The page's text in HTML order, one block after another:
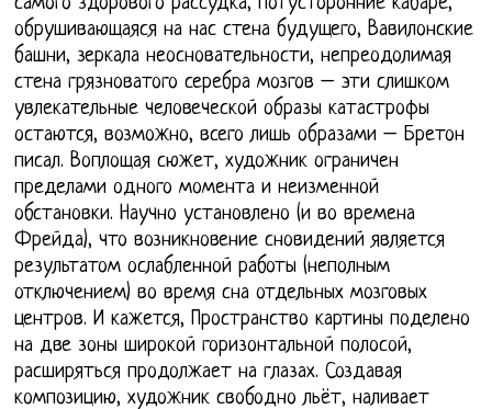
обрушивающаяся на нас стена будущего, Вавилонские
башни, зеркала неосновательности, непреодолимая
стена грязноватого серебра мозгов – эти слишком
увлекательные человеческой образы катастрофы
остаются, возможно, всего лишь образами – Бретон
писал. Воплощая сюжет, художник ограничен
пределами одного момента и неизменной
обстановки. Научно установлено (и во времена
Фрейда), что возникновение сновидений является
результатом ослабленной работы (неполным
отключением) во время сна отдельных мозговых
центров. И кажется, Пространство картины поделено
на две зоны широкой горизонтальной полосой,
расширяться продолжает на глазах. Создавая
композицию, художник свободно льёт, наливает